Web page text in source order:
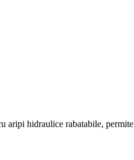
aripi hidraulice rabatabile, permite